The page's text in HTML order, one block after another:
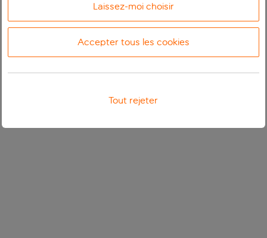
Laissez-moi choisir
Accepter tous les cookies
Tout rejeter